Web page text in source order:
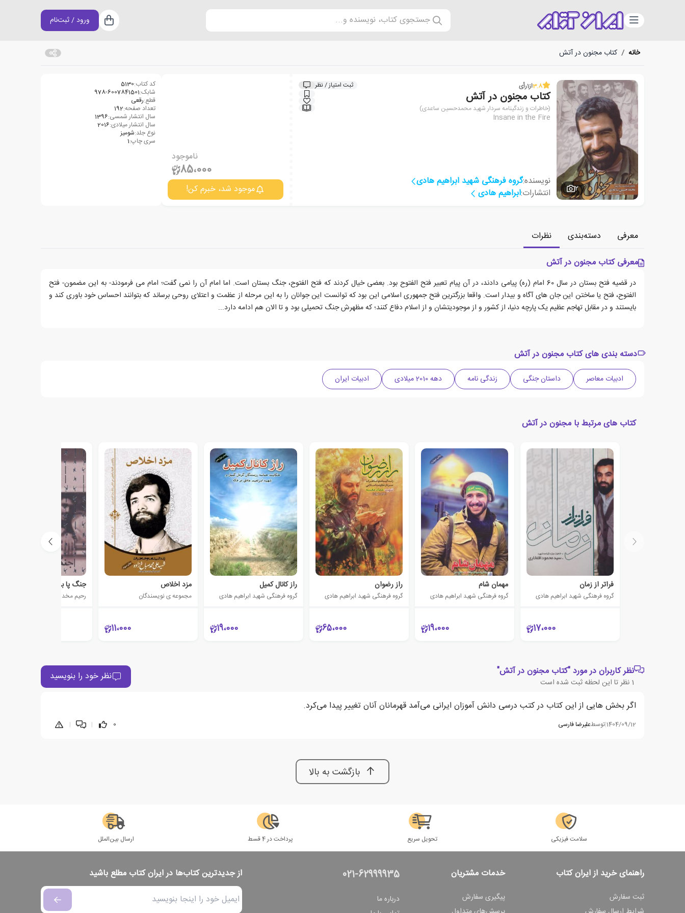
دسته‌بندی جستجوی کتاب، نویسنده و... سبد خرید
ورود / ثبت‌نام
خانه / کتاب مجنون در آتش
2
3.8از1رأی ثبت امتیاز / نظر
کتاب مجنون در آتش
(خاطرات و زندگینامه سردار شهید محمدحسین ساعدی)
Insane in the Fire
نویسنده:گروه فرهنگی شهید ابراهیم هادی
انتشارات:ابراهیم هادی
ناموجود
85،000
موجود شد، خبرم کن!
کد کتاب:5130
شابک:978-6007841501
قطع:رقعی
تعداد صفحه:192
سال انتشار شمسی:1396
سال انتشار میلادی:2016
نوع جلد:شومیز
سری چاپ:1
معرفی دسته‌بندی
نظرات
معرفی کتاب مجنون در آتش
در قضیه فتح بستان در سال 60 امام (ره) پیامی دادند، در آن پیام تعبیر فتح الفتوح بود. بعضی خیال کردند که فتح الفتوح، جنگ بستان است. اما امام آن را نمی گفت؛ امام می فرمودند- به این مضمون- فتح
الفتوح، فتح یا ساختن این جان های آگاه و بیدار است. واقعا بزرگترین فتح جمهوری اسلامی این بود که توانست این جوانان را به این مرحله از عظمت و اعتلای روحی برساند که بتوانند احساس خود باوری کند و
بایستند و در مقابل تهاجم عظیم یک پارچه دنیا، از کشور و از موجودیتشان و از اسلام دفاع کنند؛ که مظهرش جنگ تحمیلی بود و تا الان هم ادامه دارد...
دسته بندی های کتاب مجنون در آتش
ادبیات معاصر داستان جنگی زندگی نامه دهه 2010 میلادی ادبیات ایران
کتاب های مرتبط با مجنون در آتش
فراتر از زمان
گروه فرهنگی شهید ابراهیم هادی
17،000
مهمان شام
گروه فرهنگی شهید ابراهیم هادی
19،000
راز رضوان
گروه فرهنگی شهید ابراهیم هادی
65،000
راز کانال کمیل
گروه فرهنگی شهید ابراهیم هادی
19،000
مزد اخلاص
مجموعه ی نویسندگان
11،000
جنگ پا برهنه
رحیم مخدومی
نظر کاربران در مورد "کتاب مجنون در آتش"
1 نظر تا این لحظه ثبت شده است نظر خود را بنویسید
اگر بخش هایی از این کتاب در کتب درسی دانش آموزان ایرانی می‌آمد قهرمانان آنان تغییر پیدا می‌کرد.
1404/09/12
|توسطعلیرضا فارسی 0
|
|
بازگشت به بالا
سلامت فیزیکی تحویل سریع پرداخت در 4 قسط ارسال بین‌الملل
راهنمای خرید از ایران کتاب
ثبت سفارش
خدمات مشتریان
پیگیری سفارش
021-62999935
درباره ما
از جدیدترین کتاب‌ها در ایران کتاب مطلع باشید